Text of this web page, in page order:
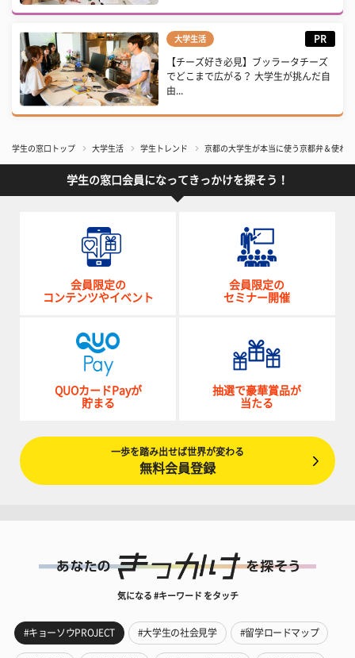
大学生活 PR
【チーズ好き必見】ブッラータチーズ
でどこまで広がる？ 大学生が挑んだ自
由...
学生の窓口トップ 大学生活 学生トレンド 京都の大学生が本当に使う京都弁＆使わ
学生の窓口会員になってきっかけを探そう！
会員限定の
コンテンツやイベント
会員限定の
セミナー開催
QUOカードPayが
貯まる
抽選で豪華賞品が
当たる
一歩を踏み出せば世界が変わる
無料会員登録
気になる #キーワード をタッチ
#キョーソウPROJECT #大学生の社会見学 #留学ロードマップ